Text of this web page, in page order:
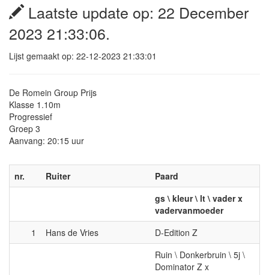
Laatste update op: 22 December
2023 21:33:06.
Lijst gemaakt op: 22-12-2023 21:33:01
De Romein Group Prijs
Klasse 1.10m
Progressief
Groep 3
Aanvang: 20:15 uur
nr. Ruiter
Paard
gs \ kleur \ lt \ vader x
vadervanmoeder
1
Hans de Vries
D-Edition Z
Ruin \ Donkerbruin \ 5j \
Dominator Z x